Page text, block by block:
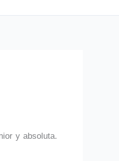
y absoluta.